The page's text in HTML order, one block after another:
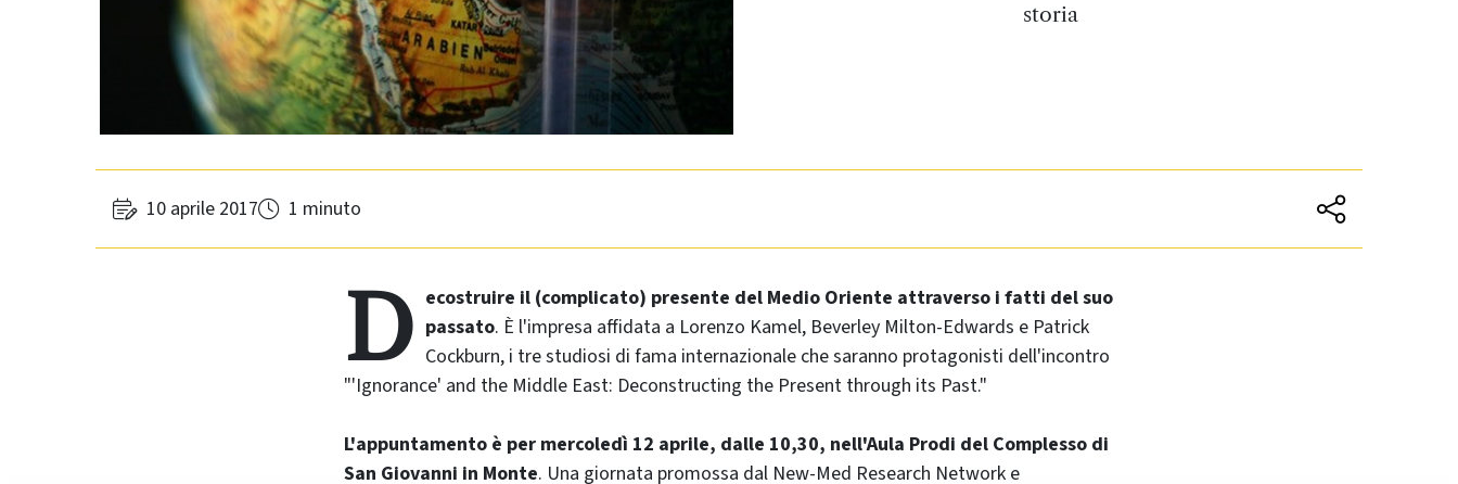
storia
10 aprile 2017 1 minuto
D ecostruire il (complicato) presente del Medio Oriente attraverso i fatti del suo
passato. È l'impresa affidata a Lorenzo Kamel, Beverley Milton-Edwards e Patrick
Cockburn, i tre studiosi di fama internazionale che saranno protagonisti dell'incontro
"'Ignorance' and the Middle East: Deconstructing the Present through its Past."
L'appuntamento è per mercoledì 12 aprile, dalle 10,30, nell'Aula Prodi del Complesso di
San Giovanni in Monte. Una giornata promossa dal New-Med Research Network e